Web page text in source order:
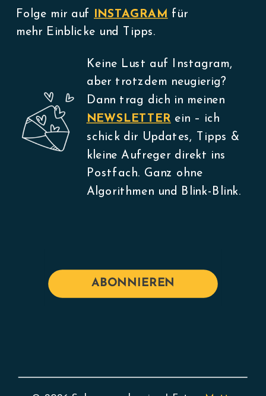
Keine Lust auf Instagram,
aber trotzdem neugierig?
Dann trag dich in meinen
NEWSLETTER ein – ich
schick dir Updates, Tipps &
kleine Aufreger direkt ins
Postfach. Ganz ohne
Algorithmen und Blink-Blink.
Folge mir auf INSTAGRAM für
mehr Einblicke und Tipps.